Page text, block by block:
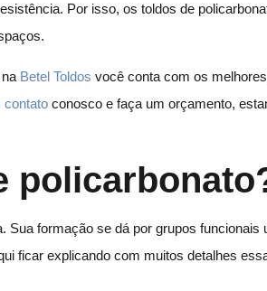
Por isso, os toldos de
na Betel Toldos você conta com os
contato conosco e faça um orçamento,
Sua formação se dá por grupos funcionais
ficar explicando com muitos detalhes